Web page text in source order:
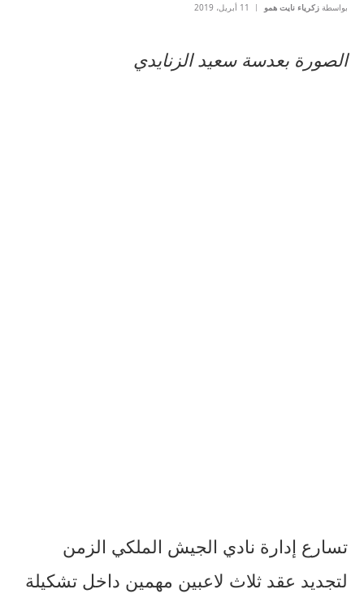
بواسطة زكرياء نايت همو 11 أبريل، 2019
الصورة بعدسة سعيد الزنايدي
تسارع إدارة نادي الجيش الملكي الزمن
لتجديد عقد ثلاث لاعبين مهمين داخل تشكيلة